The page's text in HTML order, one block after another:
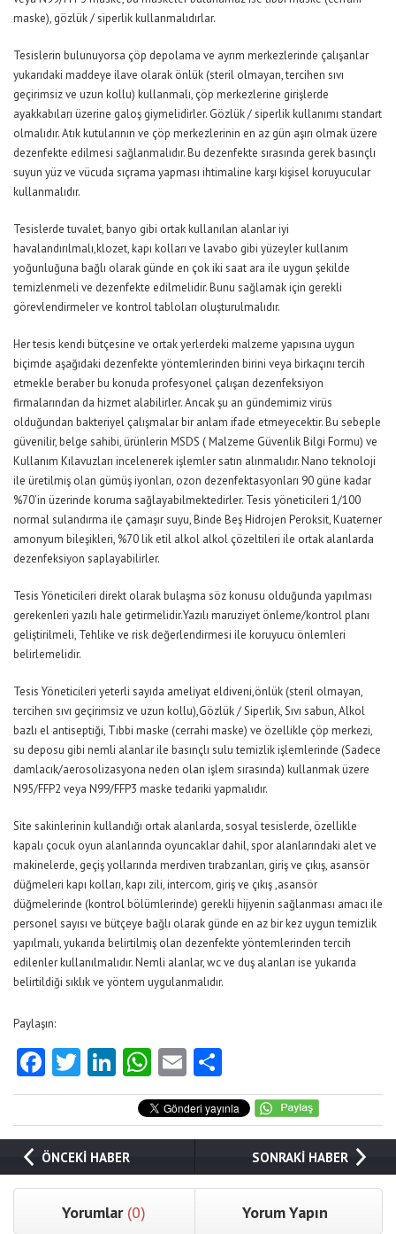
maske), gözlük / siperlik kullanmalıdırlar.
Tesislerin bulunuyorsa çöp depolama ve ayrım merkezlerinde çalışanlar
yukarıdaki maddeye ilave olarak önlük (steril olmayan, tercihen sıvı
geçirimsiz ve uzun kollu) kullanmalı, çöp merkezlerine girişlerde
ayakkabıları üzerine galoş giymelidirler. Gözlük / siperlik kullanımı standart
olmalıdır. Atık kutularının ve çöp merkezlerinin en az gün aşırı olmak üzere
dezenfekte edilmesi sağlanmalıdır. Bu dezenfekte sırasında gerek basınçlı
suyun yüz ve vücuda sıçrama yapması ihtimaline karşı kişisel koruyucular
kullanmalıdır.
Tesislerde tuvalet, banyo gibi ortak kullanılan alanlar iyi
havalandırılmalı,klozet, kapı kolları ve lavabo gibi yüzeyler kullanım
yoğunluğuna bağlı olarak günde en çok iki saat ara ile uygun şekilde
temizlenmeli ve dezenfekte edilmelidir. Bunu sağlamak için gerekli
görevlendirmeler ve kontrol tabloları oluşturulmalıdır.
Her tesis kendi bütçesine ve ortak yerlerdeki malzeme yapısına uygun
biçimde aşağıdaki dezenfekte yöntemlerinden birini veya birkaçını tercih
etmekle beraber bu konuda profesyonel çalışan dezenfeksiyon
firmalarından da hizmet alabilirler. Ancak şu an gündemimiz virüs
olduğundan bakteriyel çalışmalar bir anlam ifade etmeyecektir. Bu sebeple
güvenilir, belge sahibi, ürünlerin MSDS ( Malzeme Güvenlik Bilgi Formu) ve
Kullanım Kılavuzları incelenerek işlemler satın alınmalıdır. Nano teknoloji
ile üretilmiş olan gümüş iyonları, ozon dezenfektasyonları 90 güne kadar
%70’in üzerinde koruma sağlayabilmektedirler. Tesis yöneticileri 1/100
normal sulandırma ile çamaşır suyu, Binde Beş Hidrojen Peroksit, Kuaterner
amonyum bileşikleri, %70 lik etil alkol alkol çözeltileri ile ortak alanlarda
dezenfeksiyon saplayabilirler.
Tesis Yöneticileri direkt olarak bulaşma söz konusu olduğunda yapılması
gerekenleri yazılı hale getirmelidir.Yazılı maruziyet önleme/kontrol planı
geliştirilmeli, Tehlike ve risk değerlendirmesi ile koruyucu önlemleri
belirlemelidir.
Tesis Yöneticileri yeterli sayıda ameliyat eldiveni,önlük (steril olmayan,
tercihen sıvı geçirimsiz ve uzun kollu),Gözlük / Siperlik, Sıvı sabun, Alkol
bazlı el antiseptiği, Tıbbi maske (cerrahi maske) ve özellikle çöp merkezi,
su deposu gibi nemli alanlar ile basınçlı sulu temizlik işlemlerinde (Sadece
damlacık/aerosolizasyona neden olan işlem sırasında) kullanmak üzere
N95/FFP2 veya N99/FFP3 maske tedariki yapmalıdır.
Site sakinlerinin kullandığı ortak alanlarda, sosyal tesislerde, özellikle
kapalı çocuk oyun alanlarında oyuncaklar dahil, spor alanlarındaki alet ve
makinelerde, geçiş yollarında merdiven tırabzanları, giriş ve çıkış, asansör
düğmeleri kapı kolları, kapı zili, intercom, giriş ve çıkış ,asansör
düğmelerinde (kontrol bölümlerinde) gerekli hijyenin sağlanması amacı ile
personel sayısı ve bütçeye bağlı olarak günde en az bir kez uygun temizlik
yapılmalı, yukarıda belirtilmiş olan dezenfekte yöntemlerinden tercih
edilenler kullanılmalıdır. Nemli alanlar, wc ve duş alanları ise yukarıda
belirtildiği sıklık ve yöntem uygulanmalıdır.
Paylaşın:
Facebook
Twitter
LinkedIn
WhatsApp
Email
ÖNCEKİ HABER SONRAKİ HABER
Yorumlar (0) Yorum Yapın